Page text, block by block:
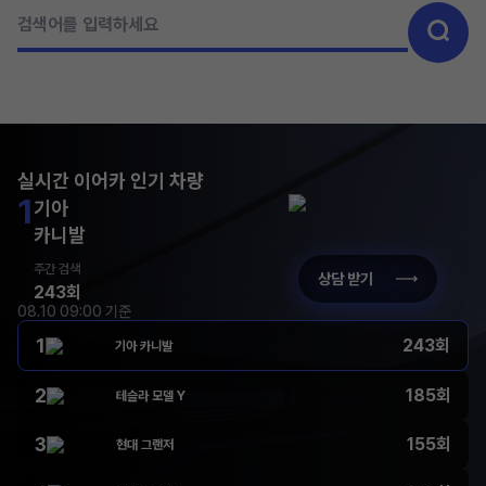
검색어를 입력하세요
실시간 이어카 인기 차량
1기아
카니발
주간 검색
243회
상담 받기
08.10 09:00 기준
1 기아 카니발 243회
2 테슬라 모델 Y 185회
3 현대 그랜저 155회